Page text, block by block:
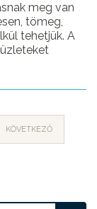
meg van
tömeg,
tehetjük. A
KÖVETKEZŐ